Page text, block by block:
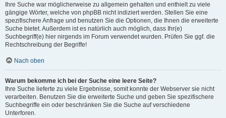
Ihre Suche war möglicherweise zu allgemein gehalten und enthielt zu viele
gängige Wörter, welche von phpBB nicht indiziert werden. Stellen Sie eine
spezifischere Anfrage und benutzen Sie die Optionen, die Ihnen die erweiterte
Suche bietet. Außerdem ist es natürlich auch möglich, dass Ihr(e)
Suchbegriff(e) hier nirgends im Forum verwendet wurden. Prüfen Sie ggf. die
Rechtschreibung der Begriffe!
Nach oben
Warum bekomme ich bei der Suche eine leere Seite?
Ihre Suche lieferte zu viele Ergebnisse, somit konnte der Webserver sie nicht
verarbeiten. Benutzen Sie die erweiterte Suche und geben Sie spezifischere
Suchbegriffe ein oder beschränken Sie die Suche auf verschiedene
Unterforen.